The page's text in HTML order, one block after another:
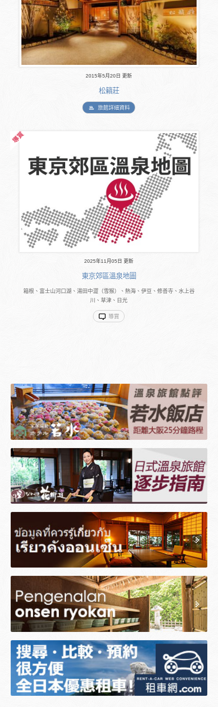
2015年5月20日 更新
松籟莊
旅館詳細資料
2025年11月05日 更新
東京郊區溫泉地圖
箱根、富士山河口湖、湯田中澀（雪猴）、熱海、伊豆、修善寺、水上谷
川、草津、日光
導賞